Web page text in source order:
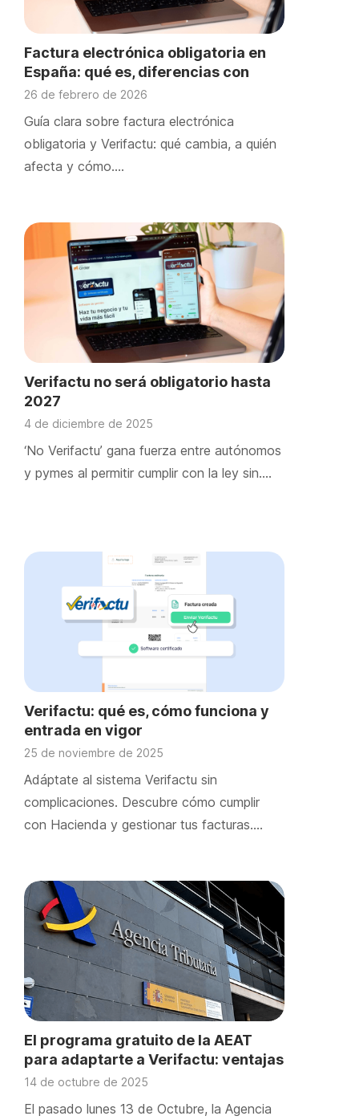
Factura electrónica obligatoria en
España: qué es, diferencias con
Verifactu y cómo adaptarte en 2026
26 de febrero de 2026
Guía clara sobre factura electrónica
obligatoria y Verifactu: qué cambia, a quién
afecta y cómo….
Verifactu no será obligatorio hasta
2027
4 de diciembre de 2025
‘No Verifactu’ gana fuerza entre autónomos
y pymes al permitir cumplir con la ley sin….
Verifactu: qué es, cómo funciona y
entrada en vigor
25 de noviembre de 2025
Adáptate al sistema Verifactu sin
complicaciones. Descubre cómo cumplir
con Hacienda y gestionar tus facturas….
El programa gratuito de la AEAT
para adaptarte a Verifactu: ventajas
e inconvenientes
14 de octubre de 2025
El pasado lunes 13 de Octubre, la Agencia